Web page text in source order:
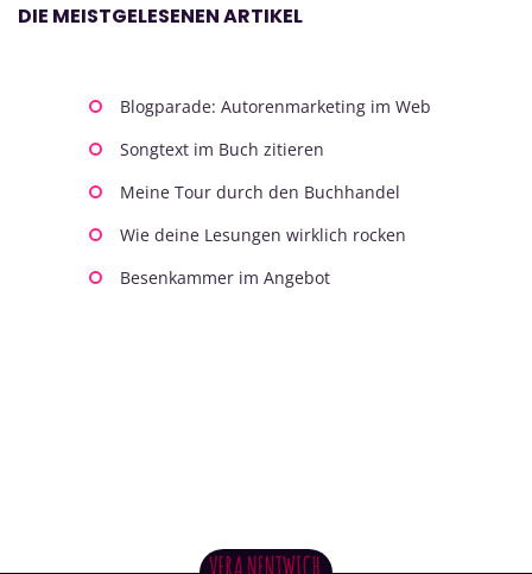
DIE MEISTGELESENEN ARTIKEL
Blogparade: Autorenmarketing im Web
Songtext im Buch zitieren
Meine Tour durch den Buchhandel
Wie deine Lesungen wirklich rocken
Besenkammer im Angebot